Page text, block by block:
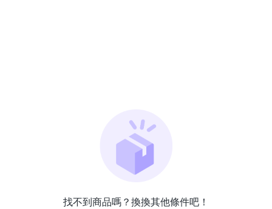
找不到商品嗎？換換其他條件吧！